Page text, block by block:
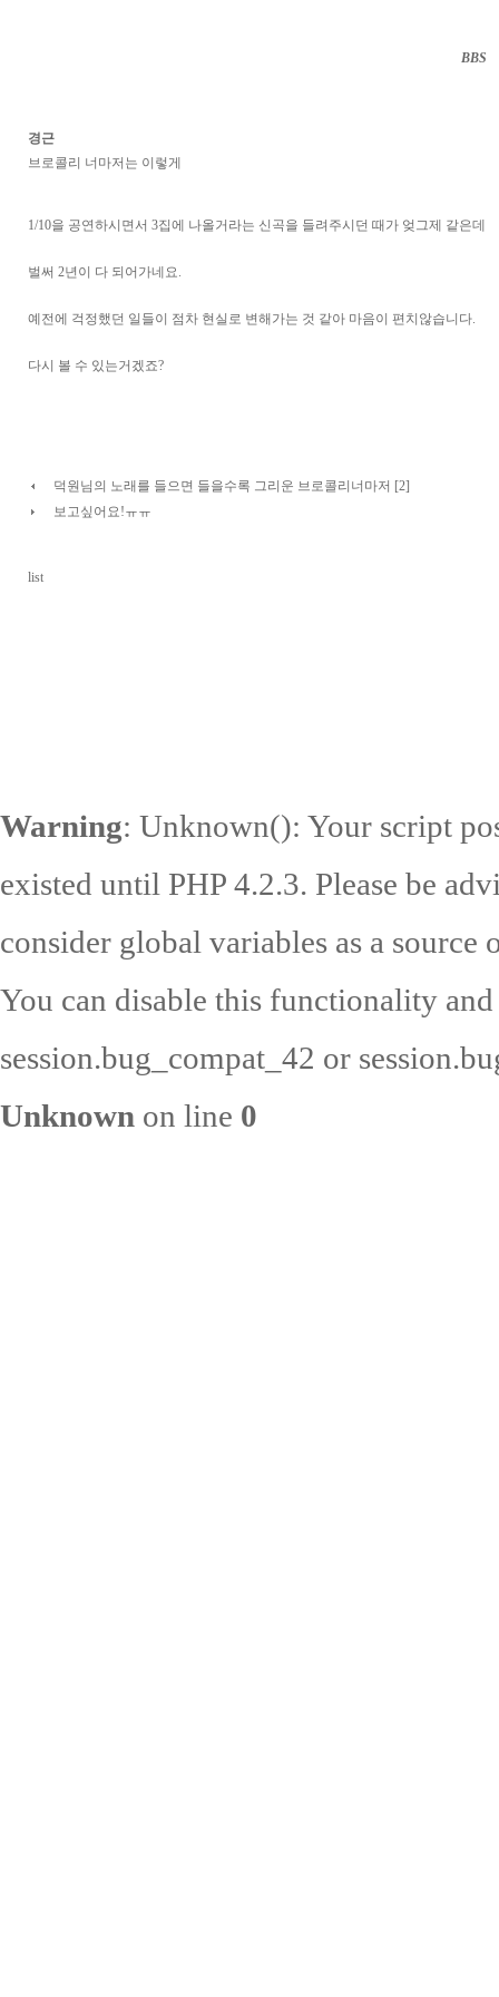
BBS
경근
브로콜리 너마저는 이렇게
1/10을 공연하시면서 3집에 나올거라는 신곡을 들려주시던 때가 엊그제 같은데
벌써 2년이 다 되어가네요.
예전에 걱정했던 일들이 점차 현실로 변해가는 것 같아 마음이 편치않습니다.
다시 볼 수 있는거겠죠?
덕원님의 노래를 들으면 들을수록 그리운 브로콜리너마저 [2]
보고싶어요!ㅠㅠ
list
Warning: Unknown(): Your script
existed until PHP 4.2.3. Please be
consider global variables as a source
You can disable this functionality
session.bug_compat_42 or
Unknown on line 0